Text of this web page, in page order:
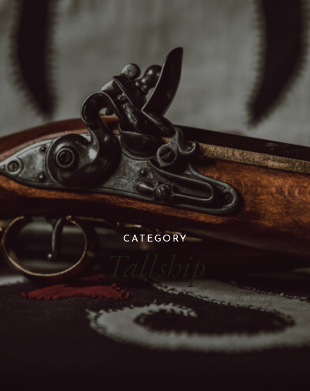
CATEGORY